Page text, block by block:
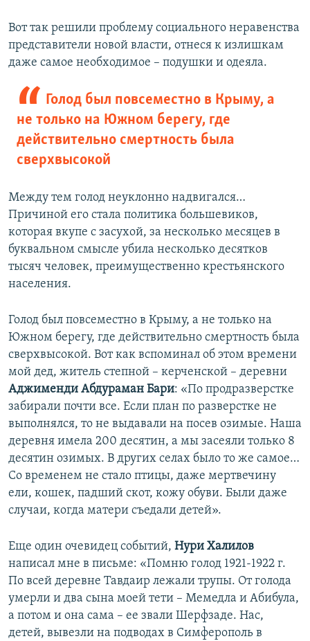
Вот так решили проблему социального неравенства
представители новой власти, отнеся к излишкам
даже самое необходимое – подушки и одеяла.
Голод был повсеместно в Крыму, а
не только на Южном берегу, где
действительно смертность была
сверхвысокой
Между тем голод неуклонно надвигался…
Причиной его стала политика большевиков,
которая вкупе с засухой, за несколько месяцев в
буквальном смысле убила несколько десятков
тысяч человек, преимущественно крестьянского
населения.
Голод был повсеместно в Крыму, а не только на
Южном берегу, где действительно смертность была
сверхвысокой. Вот как вспоминал об этом времени
мой дед, житель степной – керченской – деревни
Аджименди Абдураман Бари: «По продразверстке
забирали почти все. Если план по разверстке не
выполнялся, то не выдавали на посев озимые. Наша
деревня имела 200 десятин, а мы засеяли только 8
десятин озимых. В других селах было то же самое…
Со временем не стало птицы, даже мертвечину
ели, кошек, падший скот, кожу обуви. Были даже
случаи, когда матери съедали детей».
Еще один очевидец событий, Нури Халилов
написал мне в письме: «Помню голод 1921-1922 г.
По всей деревне Тавдаир лежали трупы. От голода
умерли и два сына моей тети – Мемедла и Абибула,
а потом и она сама – ее звали Шерфзаде. Нас,
детей, вывезли на подводах в Симферополь в